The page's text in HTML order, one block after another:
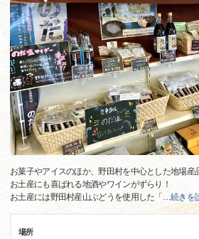
お菓子やアイスのほか、野田村を中心とした地場産
お土産にも喜ばれる地酒やワインがずらり！
お土産には野田村産山ぶどうを使用した「 …続きを
場所